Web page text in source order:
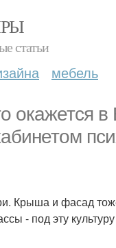
статьи
мебель
окажется в
Крыша и фасад
- под эту